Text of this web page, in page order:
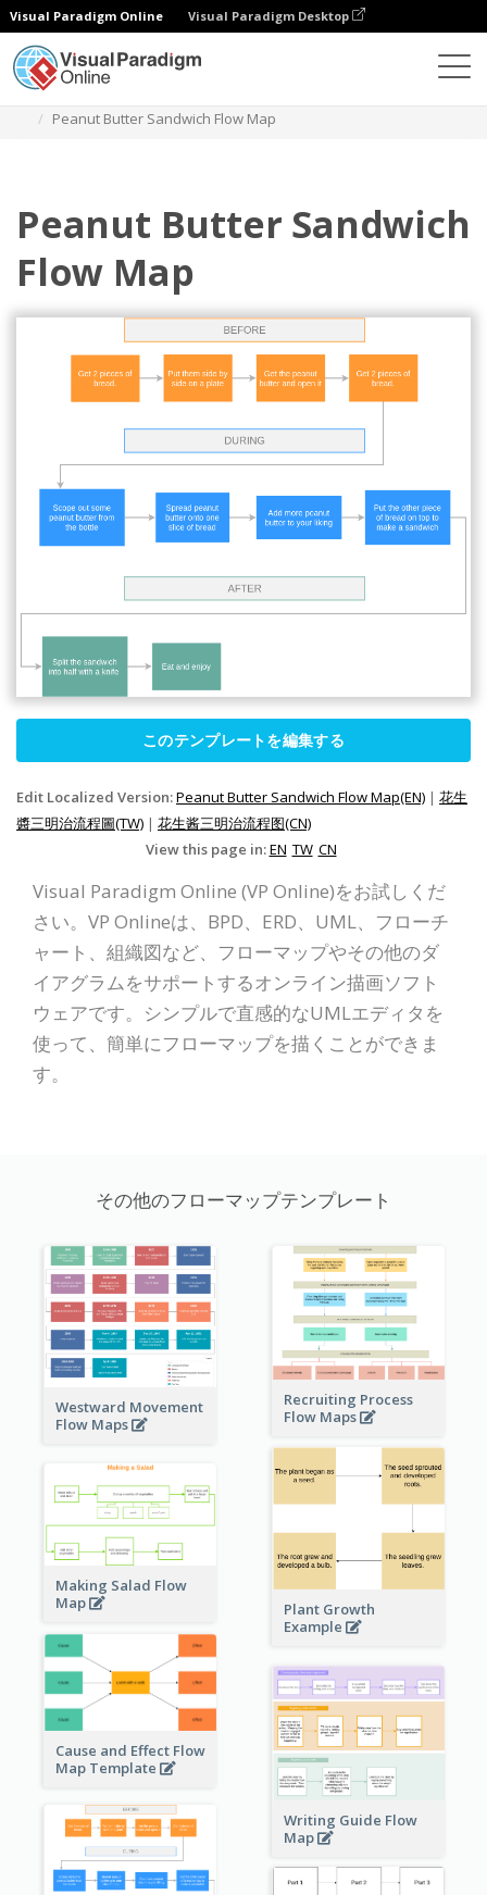
Visual Paradigm Online Visual Paradigm Desktop
Peanut Butter Sandwich Flow Map
Peanut Butter Sandwich
Flow Map
このテンプレートを編集する
Edit Localized Version:Peanut Butter Sandwich Flow Map(EN) | 花生
醬三明治流程圖(TW) | 花生酱三明治流程图(CN)
View this page in:EN TW CN
Visual Paradigm Online (VP Online)をお試しくだ
さい。VP Onlineは、BPD、ERD、UML、フローチ
ャート、組織図など、フローマップやその他のダ
イアグラムをサポートするオンライン描画ソフト
ウェアです。シンプルで直感的なUMLエディタを
使って、簡単にフローマップを描くことができま
す。
その他のフローマップテンプレート
Westward Movement
Flow Maps
Recruiting Process
Flow Maps
Plant Growth
Example
Making Salad Flow
Map
Cause and Effect Flow
Map Template
Writing Guide Flow
Map